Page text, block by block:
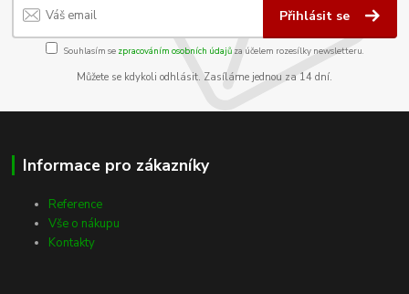
Přihlásit se
Souhlasím se zpracováním osobních údajůza účelem rozesílky newsletteru.
Můžete se kdykoli odhlásit. Zasíláme jednou za 14 dní.
Informace pro zákazníky
Reference
Vše o nákupu
Kontakty